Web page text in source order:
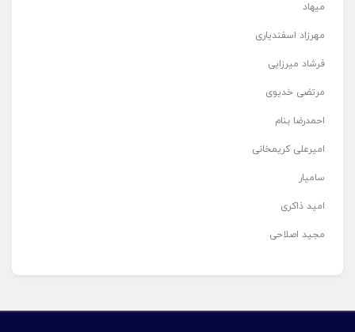
میهاد
مهرزاد اسفندیاری
فرشاد میرزایی
مرتضی خدیوی
احمدرضا بنام
امیرعلی کریمخانی
سامیار
امید ذاکری
مجید اصلاحی